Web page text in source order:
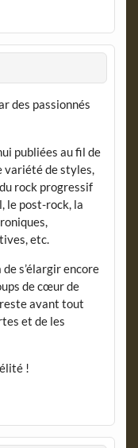
des passionnés
publiées au fil de
variété de styles,
rock progressif
le post-rock, la
etc.
s’élargir encore
de cœur de
avant tout
et de les
!